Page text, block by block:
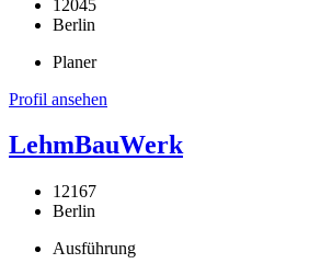
12045
Berlin
Planer
Profil ansehen
LehmBauWerk
12167
Berlin
Ausführung